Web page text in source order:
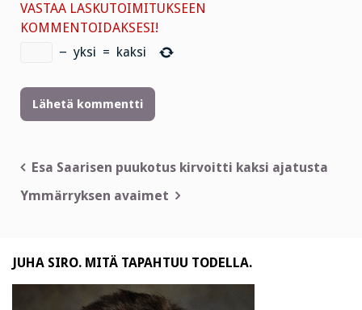
VASTAA LASKUTOIMITUKSEEN
KOMMENTOIDAKSESI!
− yksi = kaksi
Artikkelien
selaus
Esa Saarisen puukotus kirvoitti kaksi ajatusta
Ymmärryksen avaimet
JUHA SIRO. MITÄ TAPAHTUU TODELLA.